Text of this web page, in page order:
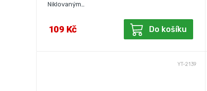
Niklovaným…
109 Kč Do košíku
YT-2139